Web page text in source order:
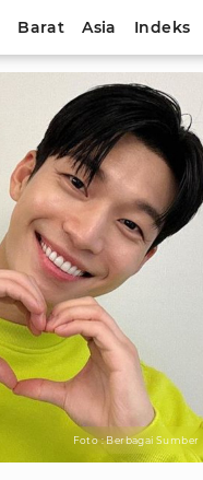
Barat Asia Indeks
Foto : Berbagai Sumber